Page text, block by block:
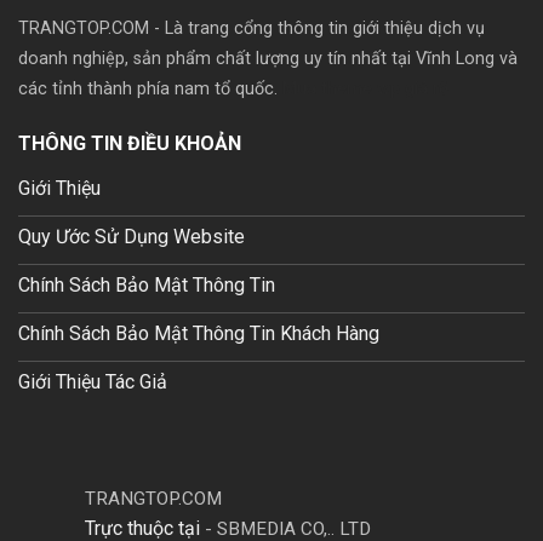
TRANGTOP.COM - Là trang cổng thông tin giới thiệu dịch vụ
doanh nghiệp, sản phẩm chất lượng uy tín nhất tại Vĩnh Long và
các tỉnh thành phía nam tổ quốc.
THÔNG TIN ĐIỀU KHOẢN
Giới Thiệu
Quy Ước Sử Dụng Website
Chính Sách Bảo Mật Thông Tin
Chính Sách Bảo Mật Thông Tin Khách Hàng
Giới Thiệu Tác Giả
TRANGTOP.COM
Trực thuộc tại - SBMEDIA CO,.. LTD